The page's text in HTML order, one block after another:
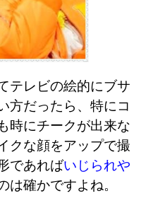
テレビの絵的にブサ
方だったら、特にコ
時にチークが出来な
クな顔をアップで撮
であればいじられや
は確かですよね。